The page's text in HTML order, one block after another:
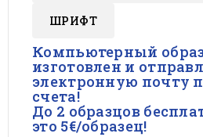
ШРИФТ
Компьютерный
изготовлен и
электронную почту
счета!
До 2 образцов
это 5€/образец!